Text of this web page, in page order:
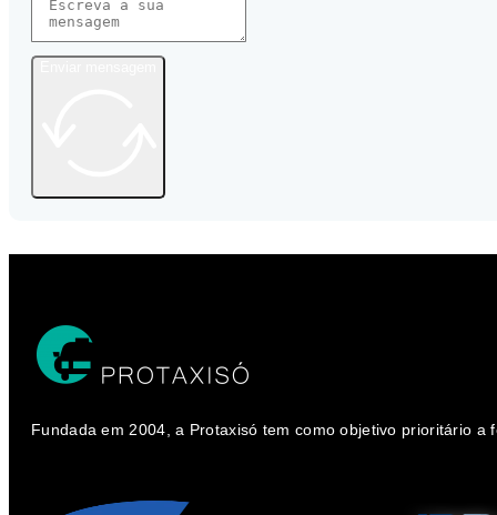
Fundada em 2004, a Protaxisó tem como objetivo prioritário